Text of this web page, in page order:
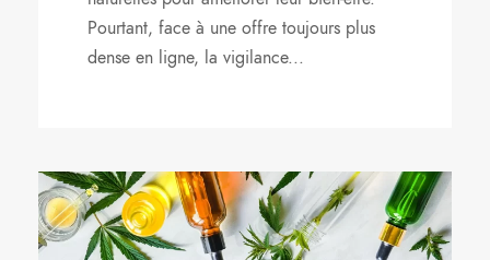
Pourtant, face à une offre toujours plus
dense en ligne, la vigilance...